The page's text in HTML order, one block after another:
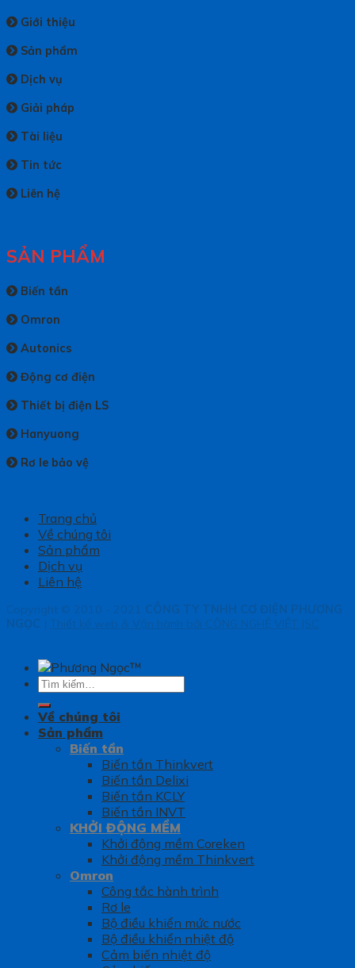
Giới thiệu
Sản phẩm
Dịch vụ
Giải pháp
Tài liệu
Tin tức
Liên hệ
SẢN PHẨM
Biến tần
Omron
Autonics
Động cơ điện
Thiết bị điện LS
Hanyuong
Rơ le bảo vệ
Trang chủ
Về chúng tôi
Sản phẩm
Dịch vụ
Liên hệ
Copyright © 2010 - 2021 CÔNG TY TNHH CƠ ĐIỆN PHƯƠNG
NGỌC | Thiết kế web & Vận hành bởi CÔNG NGHỆ VIỆT JSC
Tìm
Về chúng tôi
Sản phẩm
Biến tần
Biến tần Thinkvert
Biến tần Delixi
Biến tần KCLY
Biến tần INVT
KHỞI ĐỘNG MỀM
Khởi động mềm Coreken
Khởi động mềm Thinkvert
Omron
Công tắc hành trình
Rơ le
Bộ điều khiển mức nước
Bộ điều khiển nhiệt độ
Cảm biến nhiệt độ